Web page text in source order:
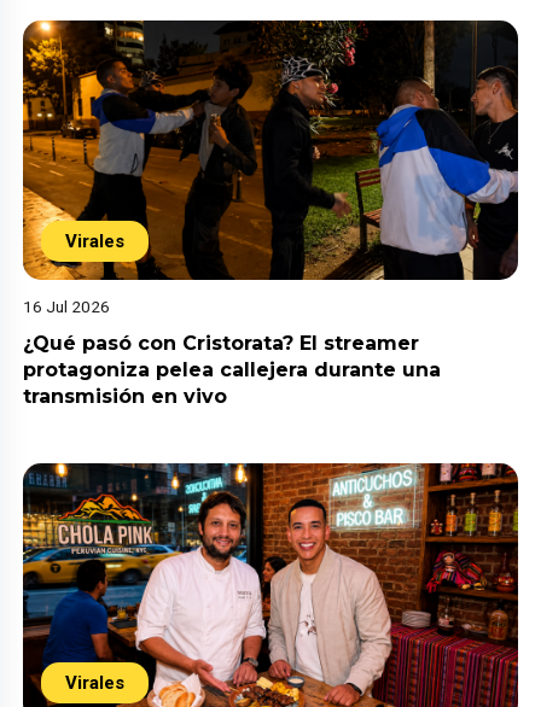
Virales
16 Jul 2026
¿Qué pasó con Cristorata? El streamer
protagoniza pelea callejera durante una
transmisión en vivo
Virales